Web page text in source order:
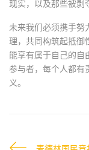
现实，以及那些被剥
未来我们必须携手努
理，共同构筑起抵御
能享有属于自己的自
参与者，每个人都有
义。